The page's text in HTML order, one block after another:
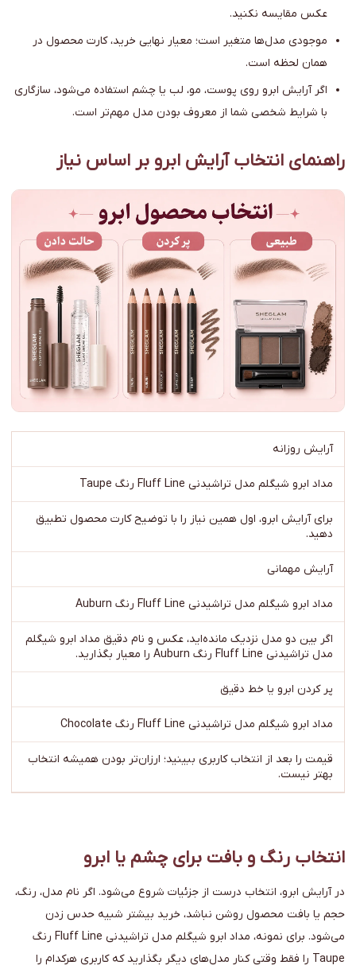
عکس مقایسه نکنید.
موجودی مدل‌ها متغیر است؛ معیار نهایی خرید، کارت محصول در
همان لحظه است.
اگر آرایش ابرو روی پوست، مو، لب یا چشم استفاده می‌شود، سازگاری
با شرایط شخصی شما از معروف بودن مدل مهم‌تر است.
راهنمای انتخاب آرایش ابرو بر اساس نیاز
آرایش روزانه
مداد ابرو شیگلم مدل تراشیدنی Fluff Line رنگ Taupe
برای آرایش ابرو، اول همین نیاز را با توضیح کارت محصول تطبیق
دهید.
آرایش مهمانی
مداد ابرو شیگلم مدل تراشیدنی Fluff Line رنگ Auburn
اگر بین دو مدل نزدیک مانده‌اید، عکس و نام دقیق مداد ابرو شیگلم
مدل تراشیدنی Fluff Line رنگ Auburn را معیار بگذارید.
پر کردن ابرو یا خط دقیق
مداد ابرو شیگلم مدل تراشیدنی Fluff Line رنگ Chocolate
قیمت را بعد از انتخاب کاربری ببینید؛ ارزان‌تر بودن همیشه انتخاب
بهتر نیست.
انتخاب رنگ و بافت برای چشم یا ابرو
در آرایش ابرو، انتخاب درست از جزئیات شروع می‌شود. اگر نام مدل، رنگ،
حجم یا بافت محصول روشن نباشد، خرید بیشتر شبیه حدس زدن
می‌شود. برای نمونه، مداد ابرو شیگلم مدل تراشیدنی Fluff Line رنگ
Taupe را فقط وقتی کنار مدل‌های دیگر بگذارید که کاربری هرکدام را